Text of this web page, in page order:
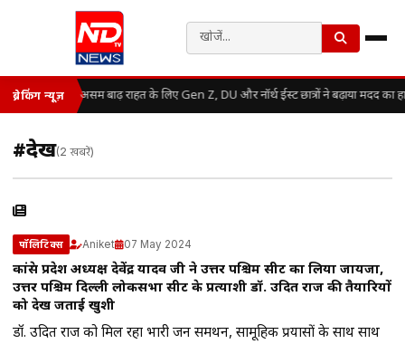
ब्रेकिंग न्यूज़ असम बाढ़ राहत के लिए Gen Z, DU और नॉर्थ ईस्ट छात्रों ने बढ़ाया मदद का
#देख(2 खबरें)
पॉलिटिक्स Aniket 07 May 2024
कांग्रेस प्रदेश अध्यक्ष देवेंद्र यादव जी ने उत्तर पश्चिम सीट का लिया जायजा,
उत्तर पश्चिम दिल्ली लोकसभा सीट के प्रत्याशी डॉ. उदित राज की तैयारियों
को देख जताई खुशी
डॉ. उदित राज को मिल रहा भारी जन समर्थन, सामूहिक प्रयासों के साथ साथ